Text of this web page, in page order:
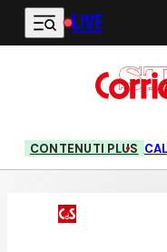
Vai al contenuto principale
LIVE
CONTENUTI PLUS